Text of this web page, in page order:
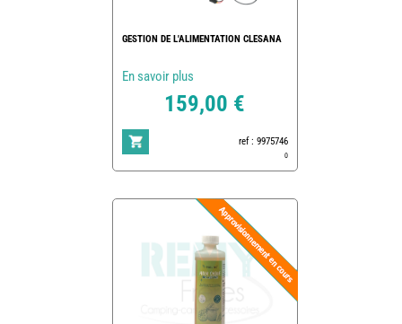
GESTION DE L'ALIMENTATION CLESANA
En savoir plus
159,00 €
ref : 9975746
0